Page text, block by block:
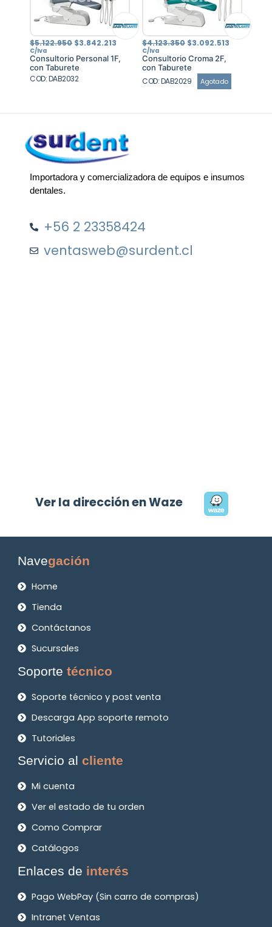
$5.122.950 El
precio
original
era:
$5.122.950.
$3.842.213
precio
actual
es:
$3.842.213.
C/Iva
Consultorio Personal 1F,
con Taburete
COD: DAB2032
$4.123.350 El
precio
original
era:
$4.123.350.
$3.092.513
C/Iva
Consultorio Croma 2F,
con Taburete
COD: DAB2029 Agotado
Importadora y comercializadora de equipos e insumos
dentales.
+56 2 23358424
ventasweb@surdent.cl
Ver la dirección en Waze
Navegación
Home
Tienda
Contáctanos
Sucursales
Soportetécnico
Soporte técnico y post venta
Descarga App soporte remoto
Tutoriales
Servicio alcliente
Mi cuenta
Ver el estado de tu orden
Como Comprar
Catálogos
Enlaces de interés
Pago WebPay (Sin carro de compras)
Intranet Ventas